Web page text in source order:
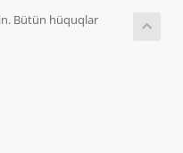
Bütün hüquqlar